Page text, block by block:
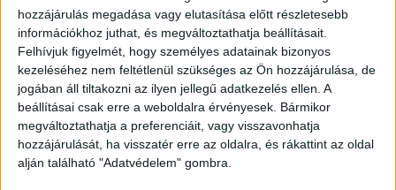
hozzájárulás megadása vagy elutasítása előtt részletesebb
információkhoz juthat, és megváltoztathatja beállításait.
Felhívjuk figyelmét, hogy személyes adatainak bizonyos
kezeléséhez nem feltétlenül szükséges az Ön hozzájárulása, de
jogában áll tiltakozni az ilyen jellegű adatkezelés ellen. A
beállításai csak erre a weboldalra érvényesek. Bármikor
megváltoztathatja a preferenciáit, vagy visszavonhatja
hozzájárulását, ha visszatér erre az oldalra, és rákattint az oldal
alján található "Adatvédelem" gombra.
legfrissebb híreit ide kattintva éred el! A
Facebookon már 252 ezernél is többen követnek
minket.